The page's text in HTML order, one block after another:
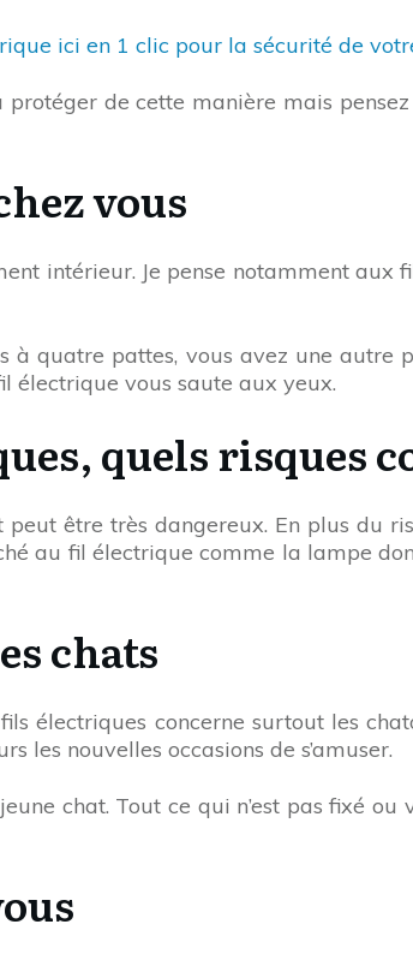
ici en 1 clic pour la sécurité de
de cette manière mais
vous
intérieur. Je pense notamment
à quatre pattes, vous avez une
électrique vous saute aux yeux.
quels risques
être très dangereux. En plus du
au fil électrique comme la lampe
chats
électriques concerne surtout les
les nouvelles occasions de s’amuser.
chat. Tout ce qui n’est pas fixé